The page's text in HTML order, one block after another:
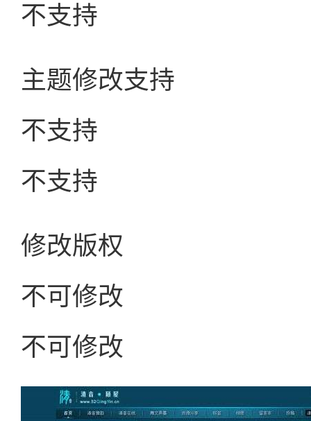
不支持
主题修改支持
不支持
不支持
修改版权
不可修改
不可修改